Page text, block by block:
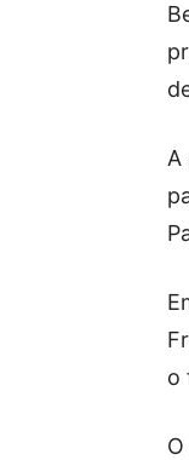
A
o